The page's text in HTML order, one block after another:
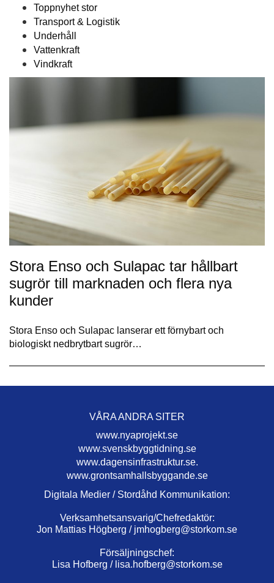
Toppnyhet stor
Transport & Logistik
Underhåll
Vattenkraft
Vindkraft
Stora Enso och Sulapac tar hållbart
sugrör till marknaden och flera nya
kunder
Stora Enso och Sulapac lanserar ett förnybart och
biologiskt nedbrytbart sugrör…
VÅRA ANDRA SITER
www.nyaprojekt.se
www.svenskbyggtidning.se
www.dagensinfrastruktur.se.
www.grontsamhallsbyggande.se
Digitala Medier / Stordåhd Kommunikation:
Verksamhetsansvarig/Chefredaktör:
Jon Mattias Högberg / jmhogberg@storkom.se
Försäljningschef:
Lisa Hofberg / lisa.hofberg@storkom.se